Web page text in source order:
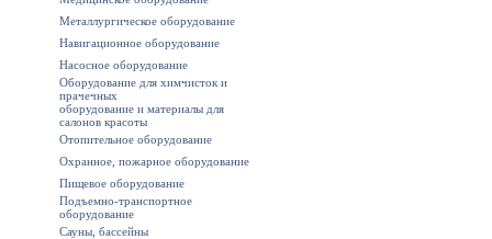
Металлургическое оборудование
Навигационное оборудование
Насосное оборудование
Оборудование для химчисток и
прачечных
оборудование и материалы для
салонов красоты
Отопительное оборудование
Охранное, пожарное оборудование
Пищевое оборудование
Подъемно-транспортное
оборудование
Сауны, бассейны